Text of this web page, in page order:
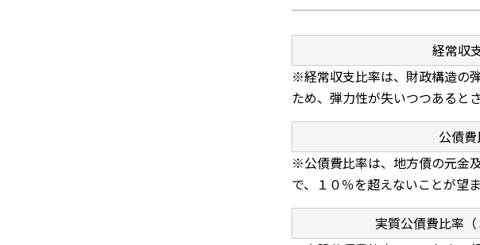
経常収
※経常収支比率は、財政構造の
ため、弾力性が失いつつあると
公債
※公債費比率は、地方債の元金
で、１０％を超えないことが望
実質公債費比率（